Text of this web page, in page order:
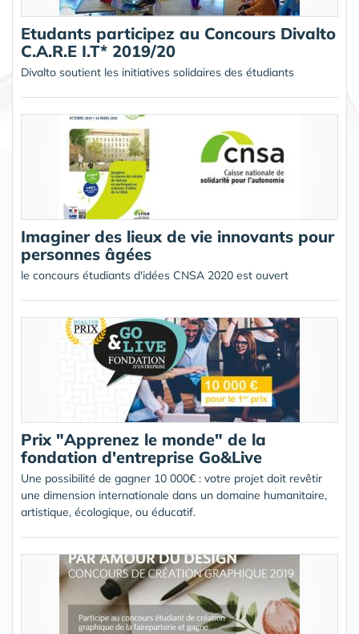
Etudants participez au Concours Divalto
C.A.R.E I.T* 2019/20
Divalto soutient les initiatives solidaires des étudiants
Imaginer des lieux de vie innovants pour
personnes âgées
le concours étudiants d'idées CNSA 2020 est ouvert
Prix "Apprenez le monde" de la
fondation d'entreprise Go&Live
Une possibilité de gagner 10 000€ : votre projet doit revêtir
une dimension internationale dans un domaine humanitaire,
artistique, écologique, ou éducatif.